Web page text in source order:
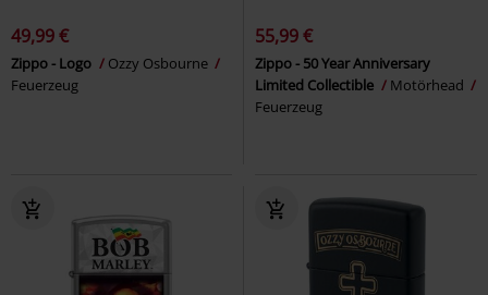
49,99 €
Zippo - Logo
Ozzy Osbourne
Feuerzeug
55,99 €
Zippo - 50 Year Anniversary
Limited Collectible
Motörhead
Feuerzeug